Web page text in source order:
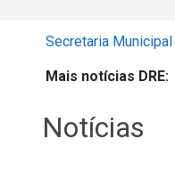
Secretaria
Mais notícias DRE:
Notícias